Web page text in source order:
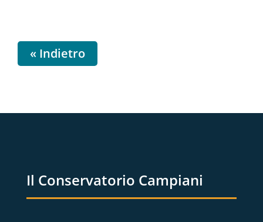
« Indietro
Il Conservatorio Campiani